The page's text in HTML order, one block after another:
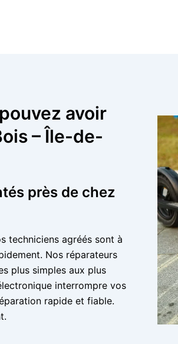
avoir
– Île-de-
près de chez
techniciens agréés sont à
Nos réparateurs
plus simples aux plus
interrompre vos
rapide et fiable.